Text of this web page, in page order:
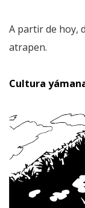
A partir de hoy,
atrapen.
Cultura